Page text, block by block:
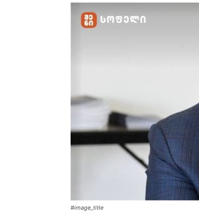
#image_title